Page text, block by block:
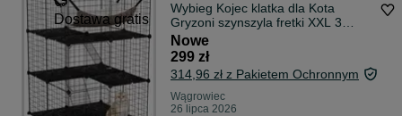
Dostawa gratis
Wybieg Kojec klatka dla Kota
Gryzoni szynszyla fretki XXL 3
poziomy
Nowe
299 zł
314,96 zł z Pakietem Ochronnym
Wągrowiec
26 lipca 2026